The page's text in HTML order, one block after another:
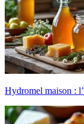
Hydromel maison :